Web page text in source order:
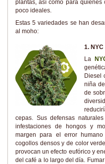
plantas, así como para
poco ideales.
Estas 5 variedades se han
al moho:
1. NYC
La
Diesel
niña
de
cepas. Sus defensas
infestaciones de hongos y
margen para el error
cogollos densos y de color
provocan un efecto eufórico y
del café a lo largo del día.